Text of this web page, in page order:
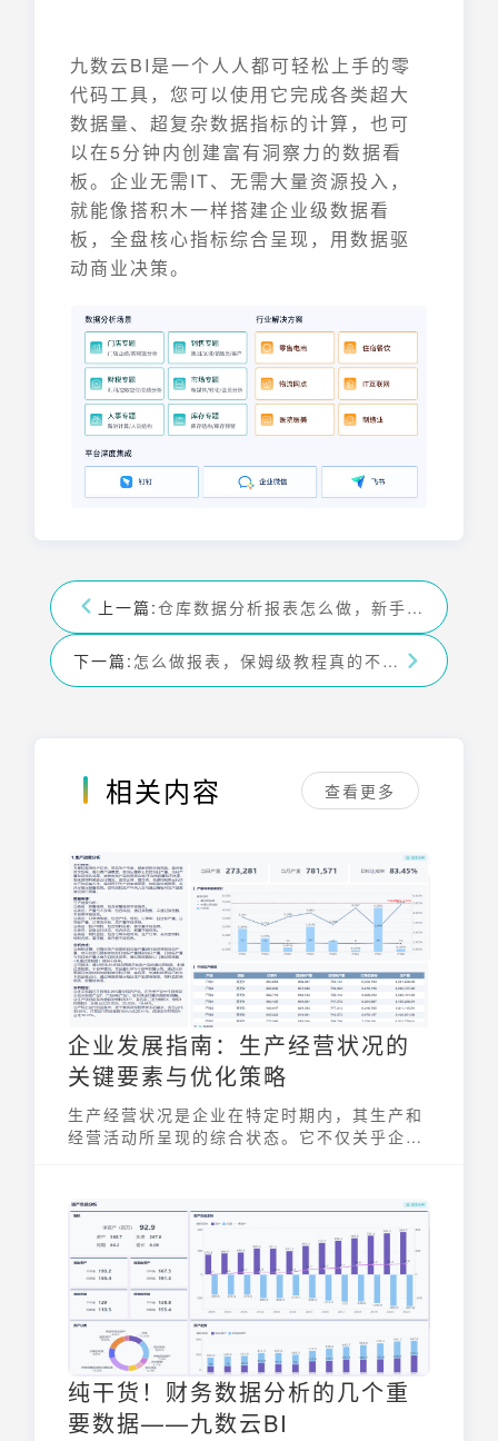
九数云BI是一个人人都可轻松上手的零
代码工具，您可以使用它完成各类超大
数据量、超复杂数据指标的计算，也可
以在5分钟内创建富有洞察力的数据看
板。企业无需IT、无需大量资源投入，
就能像搭积木一样搭建企业级数据看
板，全盘核心指标综合呈现，用数据驱
动商业决策。
上一篇: 仓库数据分析报表怎么做，新手小白看过来——九数云
下一篇: 怎么做报表，保姆级教程真的不看看吗——九数云
相关内容 查看更多
企业发展指南：生产经营状况的
关键要素与优化策略
生产经营状况是企业在特定时期内，其生产和
经营活动所呈现的综合状态。它不仅关乎企业
有效优化生产经营状况，是企业实现可持续发
展的关键。
纯干货！财务数据分析的几个重
要数据——九数云BI